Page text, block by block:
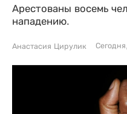
Арестованы восемь
нападению.
Анастасия Цирулик